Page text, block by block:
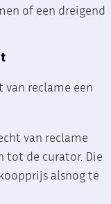
of een dreigend
reclame een
van reclame
tot de curator. Die
alsnog te